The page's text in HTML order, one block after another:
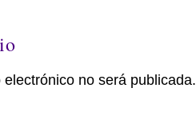
no será publicada.